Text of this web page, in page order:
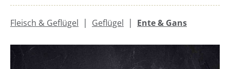
Fleisch & Geflügel | Geflügel | Ente & Gans
Bildergalerie überspringen